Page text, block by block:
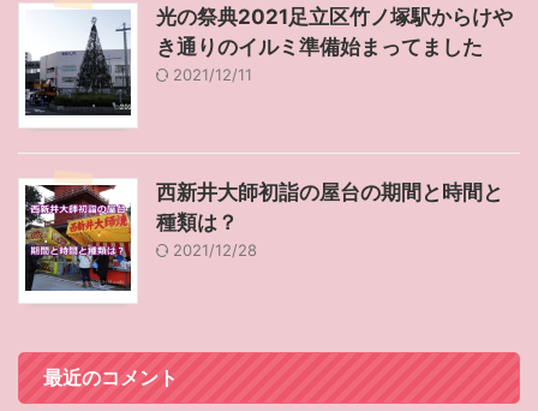
光の祭典2021足立区竹ノ塚駅からけや
き通りのイルミ準備始まってました
2021/12/11
西新井大師初詣の屋台の期間と時間と
種類は？
2021/12/28
最近のコメント